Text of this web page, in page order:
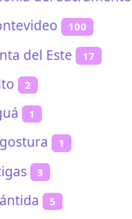
100
del Este 17
2
1
1
3
5